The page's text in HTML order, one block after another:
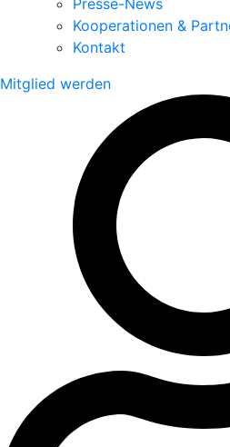
Presse-News
Kooperationen &
Kontakt
Mitglied werden